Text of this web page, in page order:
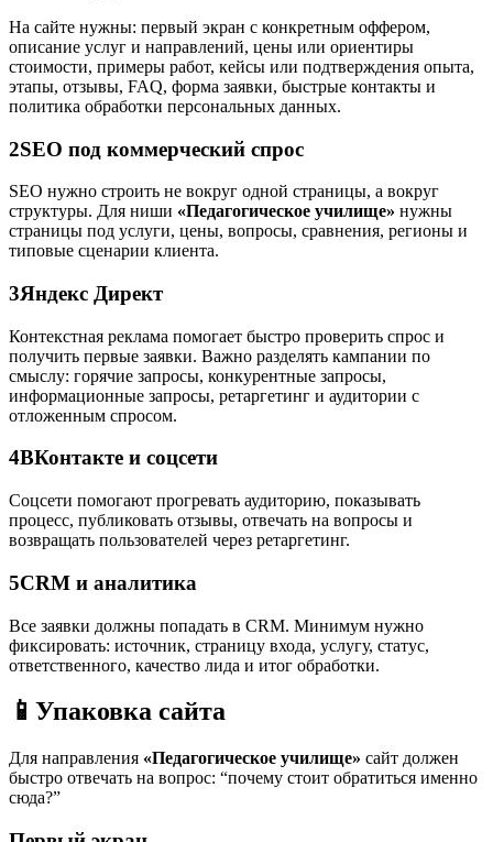
На сайте нужны: первый экран с конкретным оффером,
описание услуг и направлений, цены или ориентиры
стоимости, примеры работ, кейсы или подтверждения опыта,
этапы, отзывы, FAQ, форма заявки, быстрые контакты и
политика обработки персональных данных.
2SEO под коммерческий спрос
SEO нужно строить не вокруг одной страницы, а вокруг
структуры. Для ниши «Педагогическое училище» нужны
страницы под услуги, цены, вопросы, сравнения, регионы и
типовые сценарии клиента.
3Яндекс Директ
Контекстная реклама помогает быстро проверить спрос и
получить первые заявки. Важно разделять кампании по
смыслу: горячие запросы, конкурентные запросы,
информационные запросы, ретаргетинг и аудитории с
отложенным спросом.
4ВКонтакте и соцсети
Соцсети помогают прогревать аудиторию, показывать
процесс, публиковать отзывы, отвечать на вопросы и
возвращать пользователей через ретаргетинг.
5CRM и аналитика
Все заявки должны попадать в CRM. Минимум нужно
фиксировать: источник, страницу входа, услугу, статус,
ответственного, качество лида и итог обработки.
📱 Упаковка сайта
Для направления «Педагогическое училище» сайт должен
быстро отвечать на вопрос: “почему стоит обратиться именно
сюда?”